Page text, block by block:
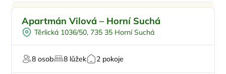
Ve městě/obci
Dlouhodobé pronájmy pro firmy
Apartmán Vilová – Horní Suchá
Těrlická 1036/50, 735 35 Horní Suchá
8 osob 8 lůžek 2 pokoje